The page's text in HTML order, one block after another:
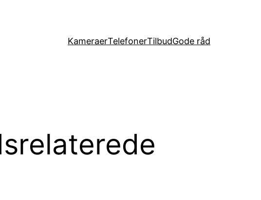
KameraerTelefonerTilbudGode råd